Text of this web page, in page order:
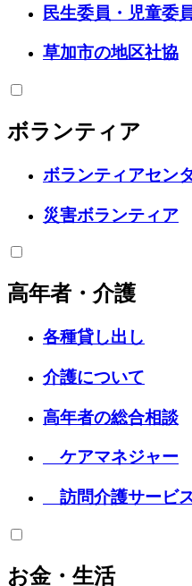
民生委員・児童委
草加市の地区社協
ボランティア
ボランティアセン
災害ボランティア
高年者・介護
各種貸し出し
介護について
高年者の総合相談
ケアマネジャー
訪問介護サービ
お金・生活